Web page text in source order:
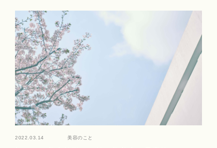
2022.03.14 美容のこと